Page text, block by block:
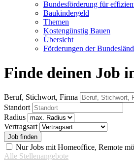
Bundesförderung für
Baukindergeld
Themen
Kostengünstig Bauen
Übersicht
Förderungen der
Finde deinen Job
Beruf, Stichwort, Firma
Standort
Radius
Vertragsart
Nur Jobs mit Homeoffice, Remote
Alle Stellenangebote